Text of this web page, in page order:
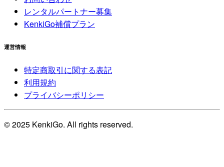
レンタルパートナー募集
KenkiGo補償プラン
運営情報
特定商取引に関する表記
利用規約
プライバシーポリシー
© 2025 KenkiGo. All rights reserved.